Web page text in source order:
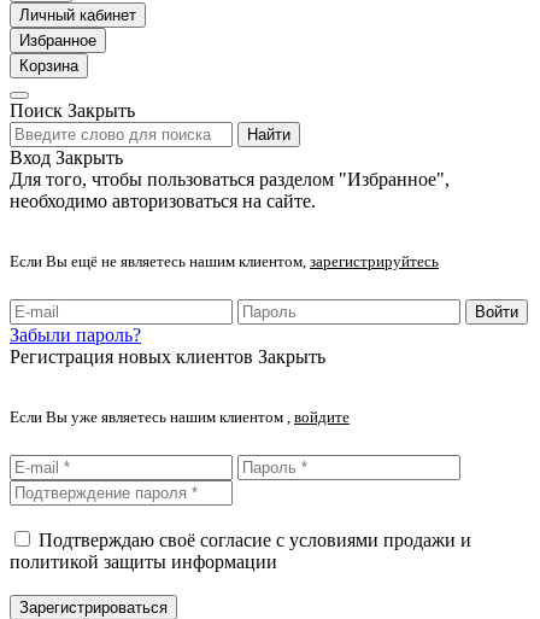
Личный кабинет
Избранное
Корзина
Поиск Закрыть
Найти
Вход Закрыть
Для того, чтобы пользоваться разделом "Избранное",
необходимо авторизоваться на сайте.
Если Вы ещё не являетесь нашим клиентом, зарегистрируйтесь
Войти
Забыли пароль?
Регистрация новых клиентов Закрыть
Если Вы уже являетесь нашим клиентом , войдите
Подтверждаю своё согласие с условиями продажи и
политикой защиты информации
Зарегистрироваться